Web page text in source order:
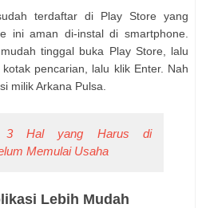
terdaftar di Play Store yang
ini aman di-instal di smartphone.
tinggal buka Play Store, lalu
kotak pencarian, lalu klik Enter. Nah
milik Arkana Pulsa.
3 Hal yang Harus di
Memulai Usaha
Lebih Mudah